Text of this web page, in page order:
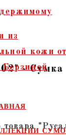
02" -
товара